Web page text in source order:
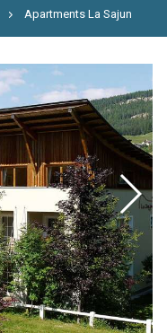
Apartments La Sajun